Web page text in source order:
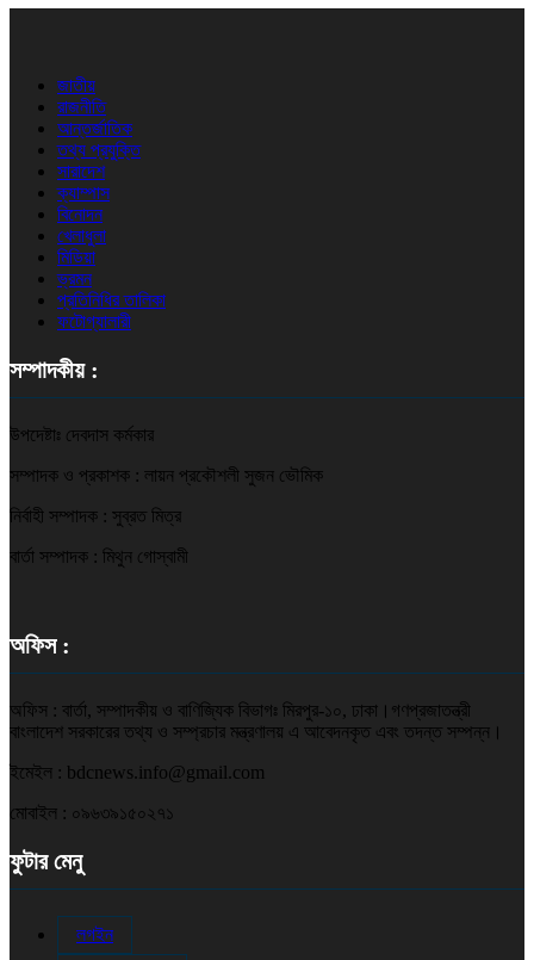
জাতীয়
রাজনীতি
আন্তর্জাতিক
তথ্য প্রযুক্তি
সারাদেশ
ক্যাম্পাস
বিনোদন
খেলাধুলা
মিডিয়া
ভ্রমন
প্রতিনিধির তালিকা
ফটোগ্যালারী
সম্পাদকীয় :
উপদেষ্টাঃ দেবদাস কর্মকার
সম্পাদক ও প্রকাশক : লায়ন প্রকৌশলী সুজন ভৌমিক
নির্বাহী সম্পাদক : সুব্রত মিত্র
বার্তা সম্পাদক : মিথুন গোস্বামী
অফিস :
অফিস : বার্তা, সম্পাদকীয় ও বাণিজ্যিক বিভাগঃ মিরপুর-১০, ঢাকা।গণপ্রজাতন্ত্রী
বাংলাদেশ সরকারের তথ্য ও সম্প্রচার মন্ত্রণালয় এ আবেদনকৃত এবং তদন্ত সম্পন্ন।
ইমেইল : bdcnews.info@gmail.com
মোবাইল : ০৯৬৩৯১৫০২৭১
ফুটার মেনু
লগইন